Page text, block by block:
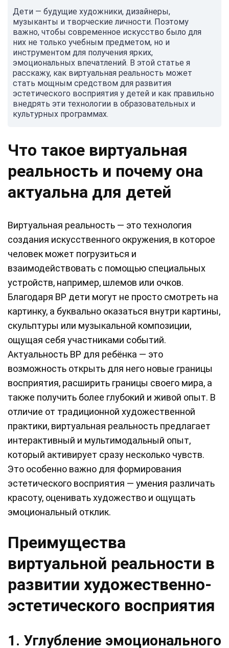
Дети — будущие художники, дизайнеры,
музыканты и творческие личности. Поэтому
важно, чтобы современное искусство было для
них не только учебным предметом, но и
инструментом для получения ярких,
эмоциональных впечатлений. В этой статье я
расскажу, как виртуальная реальность может
стать мощным средством для развития
эстетического восприятия у детей и как правильно
внедрять эти технологии в образовательных и
культурных программах.
Что такое виртуальная
реальность и почему она
актуальна для детей
Виртуальная реальность — это технология
создания искусственного окружения, в которое
человек может погрузиться и
взаимодействовать с помощью специальных
устройств, например, шлемов или очков.
Благодаря ВР дети могут не просто смотреть на
картинку, а буквально оказаться внутри картины,
скульптуры или музыкальной композиции,
ощущая себя участниками событий.
Актуальность ВР для ребёнка — это
возможность открыть для него новые границы
восприятия, расширить границы своего мира, а
также получить более глубокий и живой опыт. В
отличие от традиционной художественной
практики, виртуальная реальность предлагает
интерактивный и мультимодальный опыт,
который активирует сразу несколько чувств.
Это особенно важно для формирования
эстетического восприятия — умения различать
красоту, оценивать художество и ощущать
эмоциональный отклик.
Преимущества
виртуальной реальности в
развитии художественно-
эстетического восприятия
1. Углубление эмоционального